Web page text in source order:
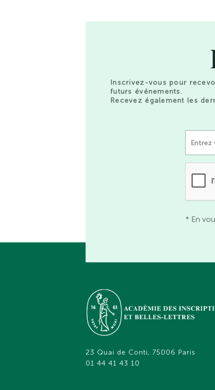
Inscrivez-vous pour
futurs événements.
Recevez également les
* En
23 Quai de Conti, 75006 Paris
01 44 41 43 10